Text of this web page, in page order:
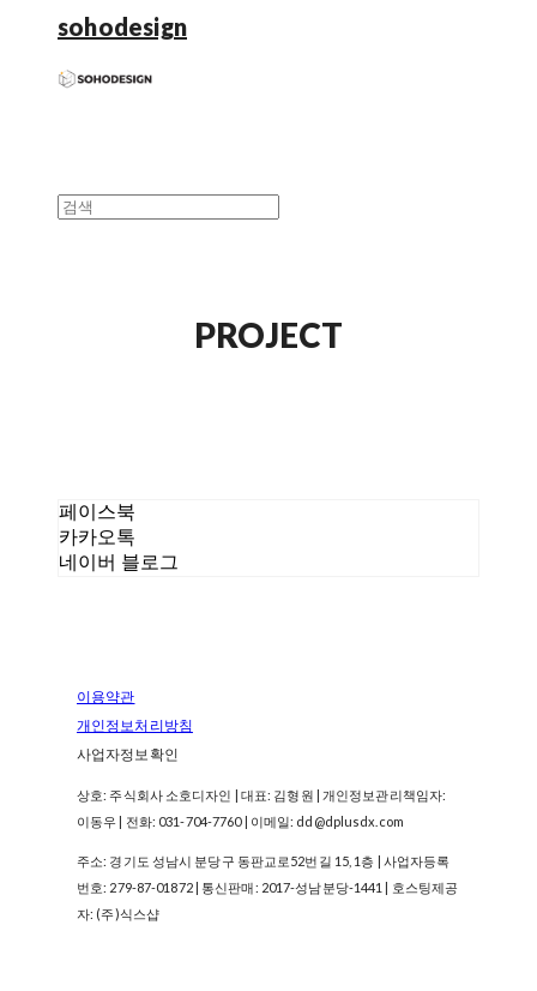
sohodesign
PROJECT
페이스북
카카오톡
네이버 블로그
이용약관
개인정보처리방침
사업자정보확인
상호: 주식회사 소호디자인 | 대표: 김형원 | 개인정보관리책임자:
이동우 | 전화: 031-704-7760 | 이메일: dd@dplusdx.com
주소: 경기도 성남시 분당구 동판교로52번길 15, 1층 | 사업자등록
번호: 279-87-01872| 통신판매: 2017-성남분당-1441 | 호스팅제공
자: (주)식스샵